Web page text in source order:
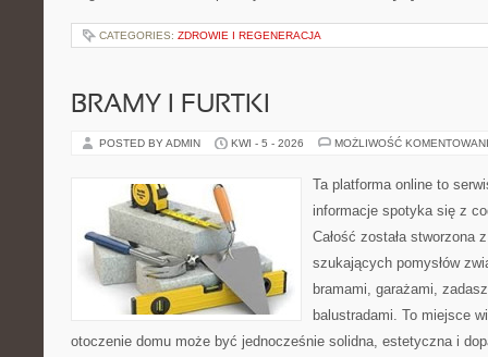
CATEGORIES: ZDROWIE I REGENERACJA
BRAMY I FURTKI
POSTED BY ADMIN KWI - 5 - 2026 MOŻLIWOŚĆ
Ta platforma online to
informacje spotyka się z
Całość została stworzona
szukających pomysłów
bramami, garażami,
balustradami. To miejsce
otoczenie domu może być jednocześnie solidna, estetyczna i